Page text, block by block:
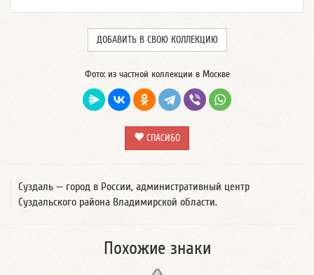
ДОБАВИТЬ В СВОЮ КОЛЛЕКЦИЮ
Фото: из частной коллекции в Москве
СПАСИБО
Суздаль — город в России, административный центр
Суздальского района Владимирской области.
Похожие знаки